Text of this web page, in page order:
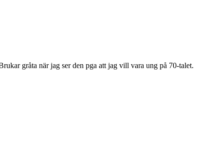
gråta när jag ser den pga att jag vill vara ung på 70-talet.